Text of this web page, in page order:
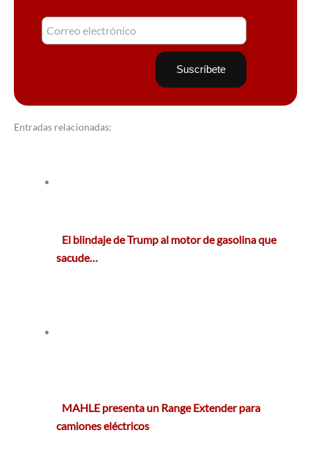
Entradas relacionadas:
El blindaje de Trump al motor de gasolina que
sacude…
MAHLE presenta un Range Extender para
camiones eléctricos